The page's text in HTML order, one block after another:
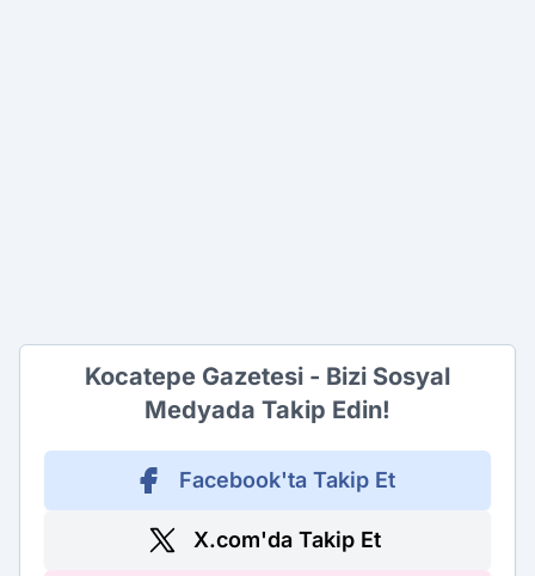
Kocatepe Gazetesi - Bizi Sosyal
Medyada Takip Edin!
Facebook'ta Takip Et
X.com'da Takip Et